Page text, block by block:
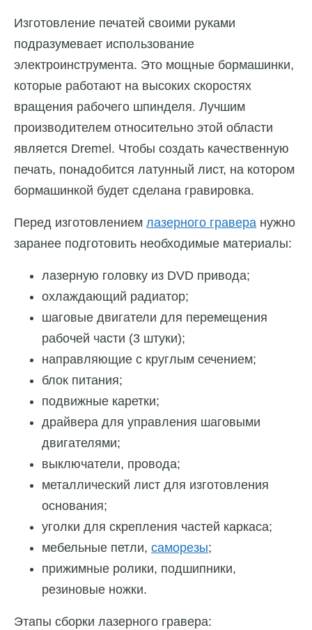
Изготовление печатей своими руками
подразумевает использование
электроинструмента. Это мощные бормашинки,
которые работают на высоких скоростях
вращения рабочего шпинделя. Лучшим
производителем относительно этой области
является Dremel. Чтобы создать качественную
печать, понадобится латунный лист, на котором
бормашинкой будет сделана гравировка.
Перед изготовлением лазерного гравера нужно
заранее подготовить необходимые материалы:
лазерную головку из DVD привода;
охлаждающий радиатор;
шаговые двигатели для перемещения
рабочей части (3 штуки);
направляющие с круглым сечением;
блок питания;
подвижные каретки;
драйвера для управления шаговыми
двигателями;
выключатели, провода;
металлический лист для изготовления
основания;
уголки для скрепления частей каркаса;
мебельные петли, саморезы;
прижимные ролики, подшипники,
резиновые ножки.
Этапы сборки лазерного гравера: